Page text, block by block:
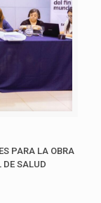
PARA LA OBRA
DE SALUD